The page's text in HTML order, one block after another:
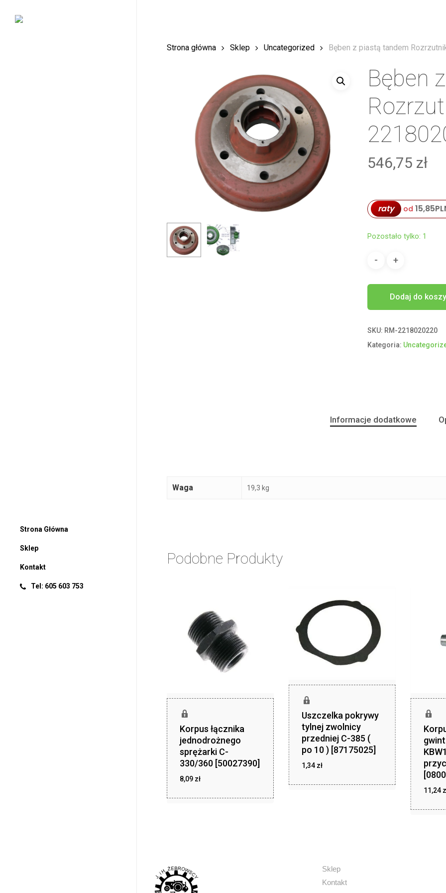
Strona Główna
Sklep
Kontakt
Tel: 605 603 753
Strona główna Sklep Uncategorized Bęben z piastą tandem
Bęben
546,75 zł
raty od 15,85
Pozostało tylko: 1
Dodaj do
SKU: RM-2218020220
Kategoria:
Informacje dodatkowe
Waga 19,3 kg
Podobne Produkty
Korpus łącznika
jednodrożnego
sprężarki C-
330/360 [50027390]
8,09 zł
Uszczelka pokrywy
tylnej zwolnicy
przedniej C-385 (
po 10 ) [87175025]
1,34 zł
11,24
Sklep
Kontakt